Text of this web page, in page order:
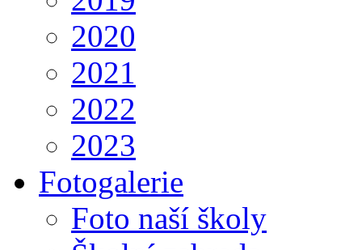
2020
2021
2022
2023
Fotogalerie
Foto naší školy